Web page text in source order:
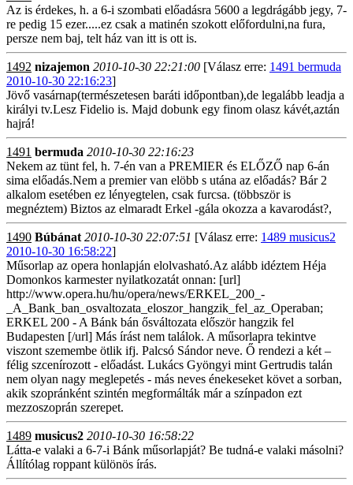
Az is érdekes, h. a 6-i szombati előadásra 5600 a legdrágább jegy, 7-
re pedig 15 ezer.....ez csak a matinén szokott előfordulni,na fura,
persze nem baj, telt ház van itt is ott is.
1492 nizajemon 2010-10-30 22:21:00 [Válasz erre: 1491 bermuda
2010-10-30 22:16:23]
Jövő vasárnap(természetesen baráti időpontban),de legalább leadja a
királyi tv.Lesz Fidelio is. Majd dobunk egy finom olasz kávét,aztán
hajrá!
1491 bermuda 2010-10-30 22:16:23
Nekem az tünt fel, h. 7-én van a PREMIER és ELŐZŐ nap 6-án
sima előadás.Nem a premier van elöbb s utána az előadás? Bár 2
alkalom esetében ez lényegtelen, csak furcsa. (többször is
megnéztem) Biztos az elmaradt Erkel -gála okozza a kavarodást?,
1490 Búbánat 2010-10-30 22:07:51 [Válasz erre: 1489 musicus2
2010-10-30 16:58:22]
Műsorlap az opera honlapján elolvasható.Az alább idéztem Héja
Domonkos karmester nyilatkozatát onnan: [url]
http://www.opera.hu/hu/opera/news/ERKEL_200_-
_A_Bank_ban_osvaltozata_eloszor_hangzik_fel_az_Operaban;
ERKEL 200 - A Bánk bán ősváltozata először hangzik fel
Budapesten [/url] Más írást nem találok. A műsorlapra tekintve
viszont szemembe ötlik ifj. Palcsó Sándor neve. Ő rendezi a két –
félig szcenírozott - előadást. Lukács Gyöngyi mint Gertrudis talán
nem olyan nagy meglepetés - más neves énekeseket követ a sorban,
akik szopránként szintén megformálták már a színpadon ezt
mezzoszoprán szerepet.
1489 musicus2 2010-10-30 16:58:22
Látta-e valaki a 6-7-i Bánk műsorlapját? Be tudná-e valaki másolni?
Állítólag roppant különös írás.